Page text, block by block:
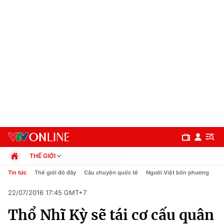
Chuyên mục
THẾ GIỚI
Chính trị
Pháp luật
Kinh tế
Tin tức Thế giới đó đây Câu chuyện quốc tế Người Việt bốn phương
22/07/2016 17:45 GMT+7
Thổ Nhĩ Kỳ sẽ tái cơ cấu quân